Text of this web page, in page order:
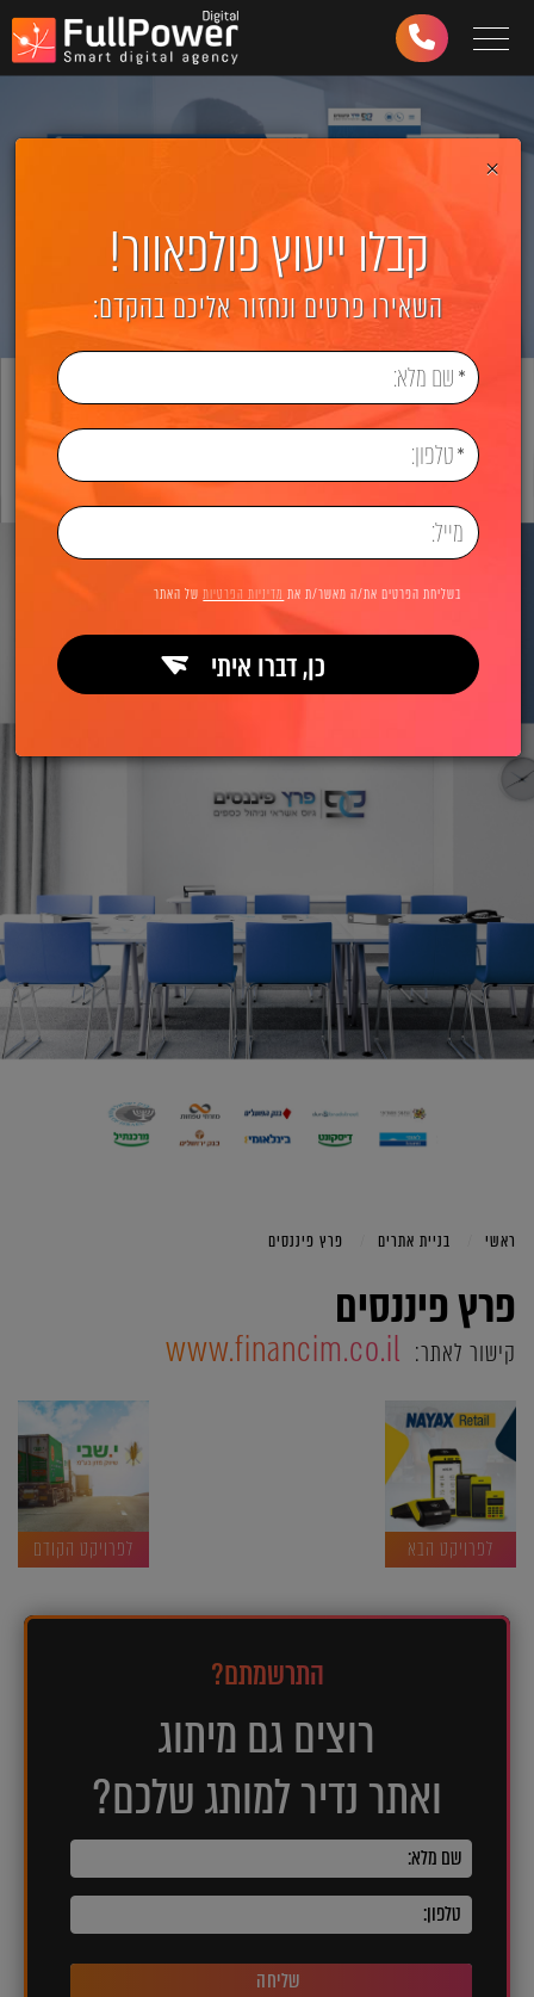
Toggle navigation
03-
997
ראשי בניית אתרים פרץ פיננסים
פרץ פיננסים
קישור לאתר: www.financim.co.il
לפרויקט הבא לפרויקט הקודם
התרשמתם?
רוצים גם מיתוג
ואתר נדיר למותג שלכם?
שליחה
×
קבלו ייעוץ פולפאוור!
השאירו פרטים ונחזור אליכם בהקדם:
בשליחת הפרטים את/ה מאשר/ת את מדיניות הפרטיותשל האתר
כן, דברו איתי